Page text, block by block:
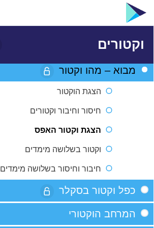
וקטורים
מבוא – מהו וקטור
הצגת הוקטור
חיסור וחיבור וקטורים
הצגת וקטור האפס
וקטור בשלושה מימדים
חיבור וחיסור בשלושה מימדים
כפל וקטור בסקלר
כפל וקטור בסקלר
המרחב הוקטורי